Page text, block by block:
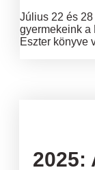
Július 22 és
gyermekeink a
Eszter könyve
2025: